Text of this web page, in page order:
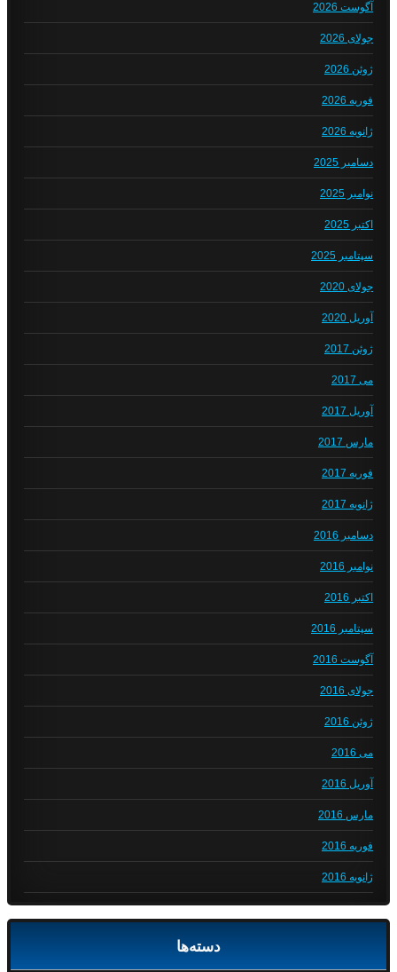
آگوست 2026
جولای 2026
ژوئن 2026
فوریه 2026
ژانویه 2026
دسامبر 2025
نوامبر 2025
اکتبر 2025
سپتامبر 2025
جولای 2020
آوریل 2020
ژوئن 2017
می 2017
آوریل 2017
مارس 2017
فوریه 2017
ژانویه 2017
دسامبر 2016
نوامبر 2016
اکتبر 2016
سپتامبر 2016
آگوست 2016
جولای 2016
ژوئن 2016
می 2016
آوریل 2016
مارس 2016
فوریه 2016
ژانویه 2016
دسته‌ها